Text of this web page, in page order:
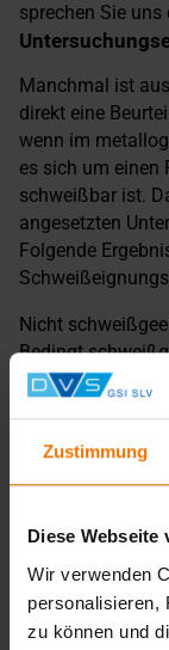
Zustimmung
Diese Webseite
Wir verwenden
personalisieren,
zu können und
sprechen Sie
Manchmal ist
direkt eine
wenn im
es sich um einen
schweißbar ist.
angesetzten
Folgende
Nicht
Bedingt
Normal
Dabei muss
einem
Bauwerk